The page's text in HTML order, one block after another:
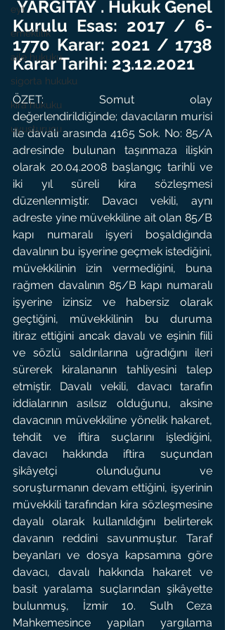
eyt
emeklilik
aile hukuku
sigorta hukuku
kira hukuku
uyuşturucu
YARGITAY . Hukuk Genel
Kurulu Esas: 2017 / 6-
1770 Karar: 2021 / 1738
Karar Tarihi: 23.12.2021
ÖZET: Somut olay
değerlendirildiğinde; davacıların murisi
ile davalı arasında 4165 Sok. No: 85/A
adresinde bulunan taşınmaza ilişkin
olarak 20.04.2008 başlangıç tarihli ve
iki yıl süreli kira sözleşmesi
düzenlenmiştir. Davacı vekili, aynı
adreste yine müvekkiline ait olan 85/B
kapı numaralı işyeri boşaldığında
davalının bu işyerine geçmek istediğini,
müvekkilinin izin vermediğini, buna
rağmen davalının 85/B kapı numaralı
işyerine izinsiz ve habersiz olarak
geçtiğini, müvekkilinin bu duruma
itiraz ettiğini ancak davalı ve eşinin fiili
ve sözlü saldırılarına uğradığını ileri
sürerek kiralananın tahliyesini talep
etmiştir. Davalı vekili, davacı tarafın
iddialarının asılsız olduğunu, aksine
davacının müvekkiline yönelik hakaret,
tehdit ve iftira suçlarını işlediğini,
davacı hakkında iftira suçundan
şikâyetçi olunduğunu ve
soruşturmanın devam ettiğini, işyerinin
müvekkili tarafından kira sözleşmesine
dayalı olarak kullanıldığını belirterek
davanın reddini savunmuştur. Taraf
beyanları ve dosya kapsamına göre
davacı, davalı hakkında hakaret ve
basit yaralama suçlarından şikâyette
bulunmuş, İzmir 10. Sulh Ceza
Mahkemesince yapılan yargılama